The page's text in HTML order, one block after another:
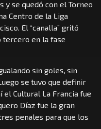
y se quedó con el Torneo
Centro de la Liga
El “canalla” gritó
tercero en la fase
sin goles, sin
se tuvo que definir
el Cultural La Francia fue
Díaz fue la gran
penales para que los